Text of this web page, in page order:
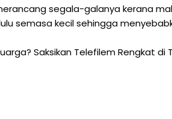
segala-galanya kerana
semasa kecil sehingga
Saksikan Telefilem Rengkat di